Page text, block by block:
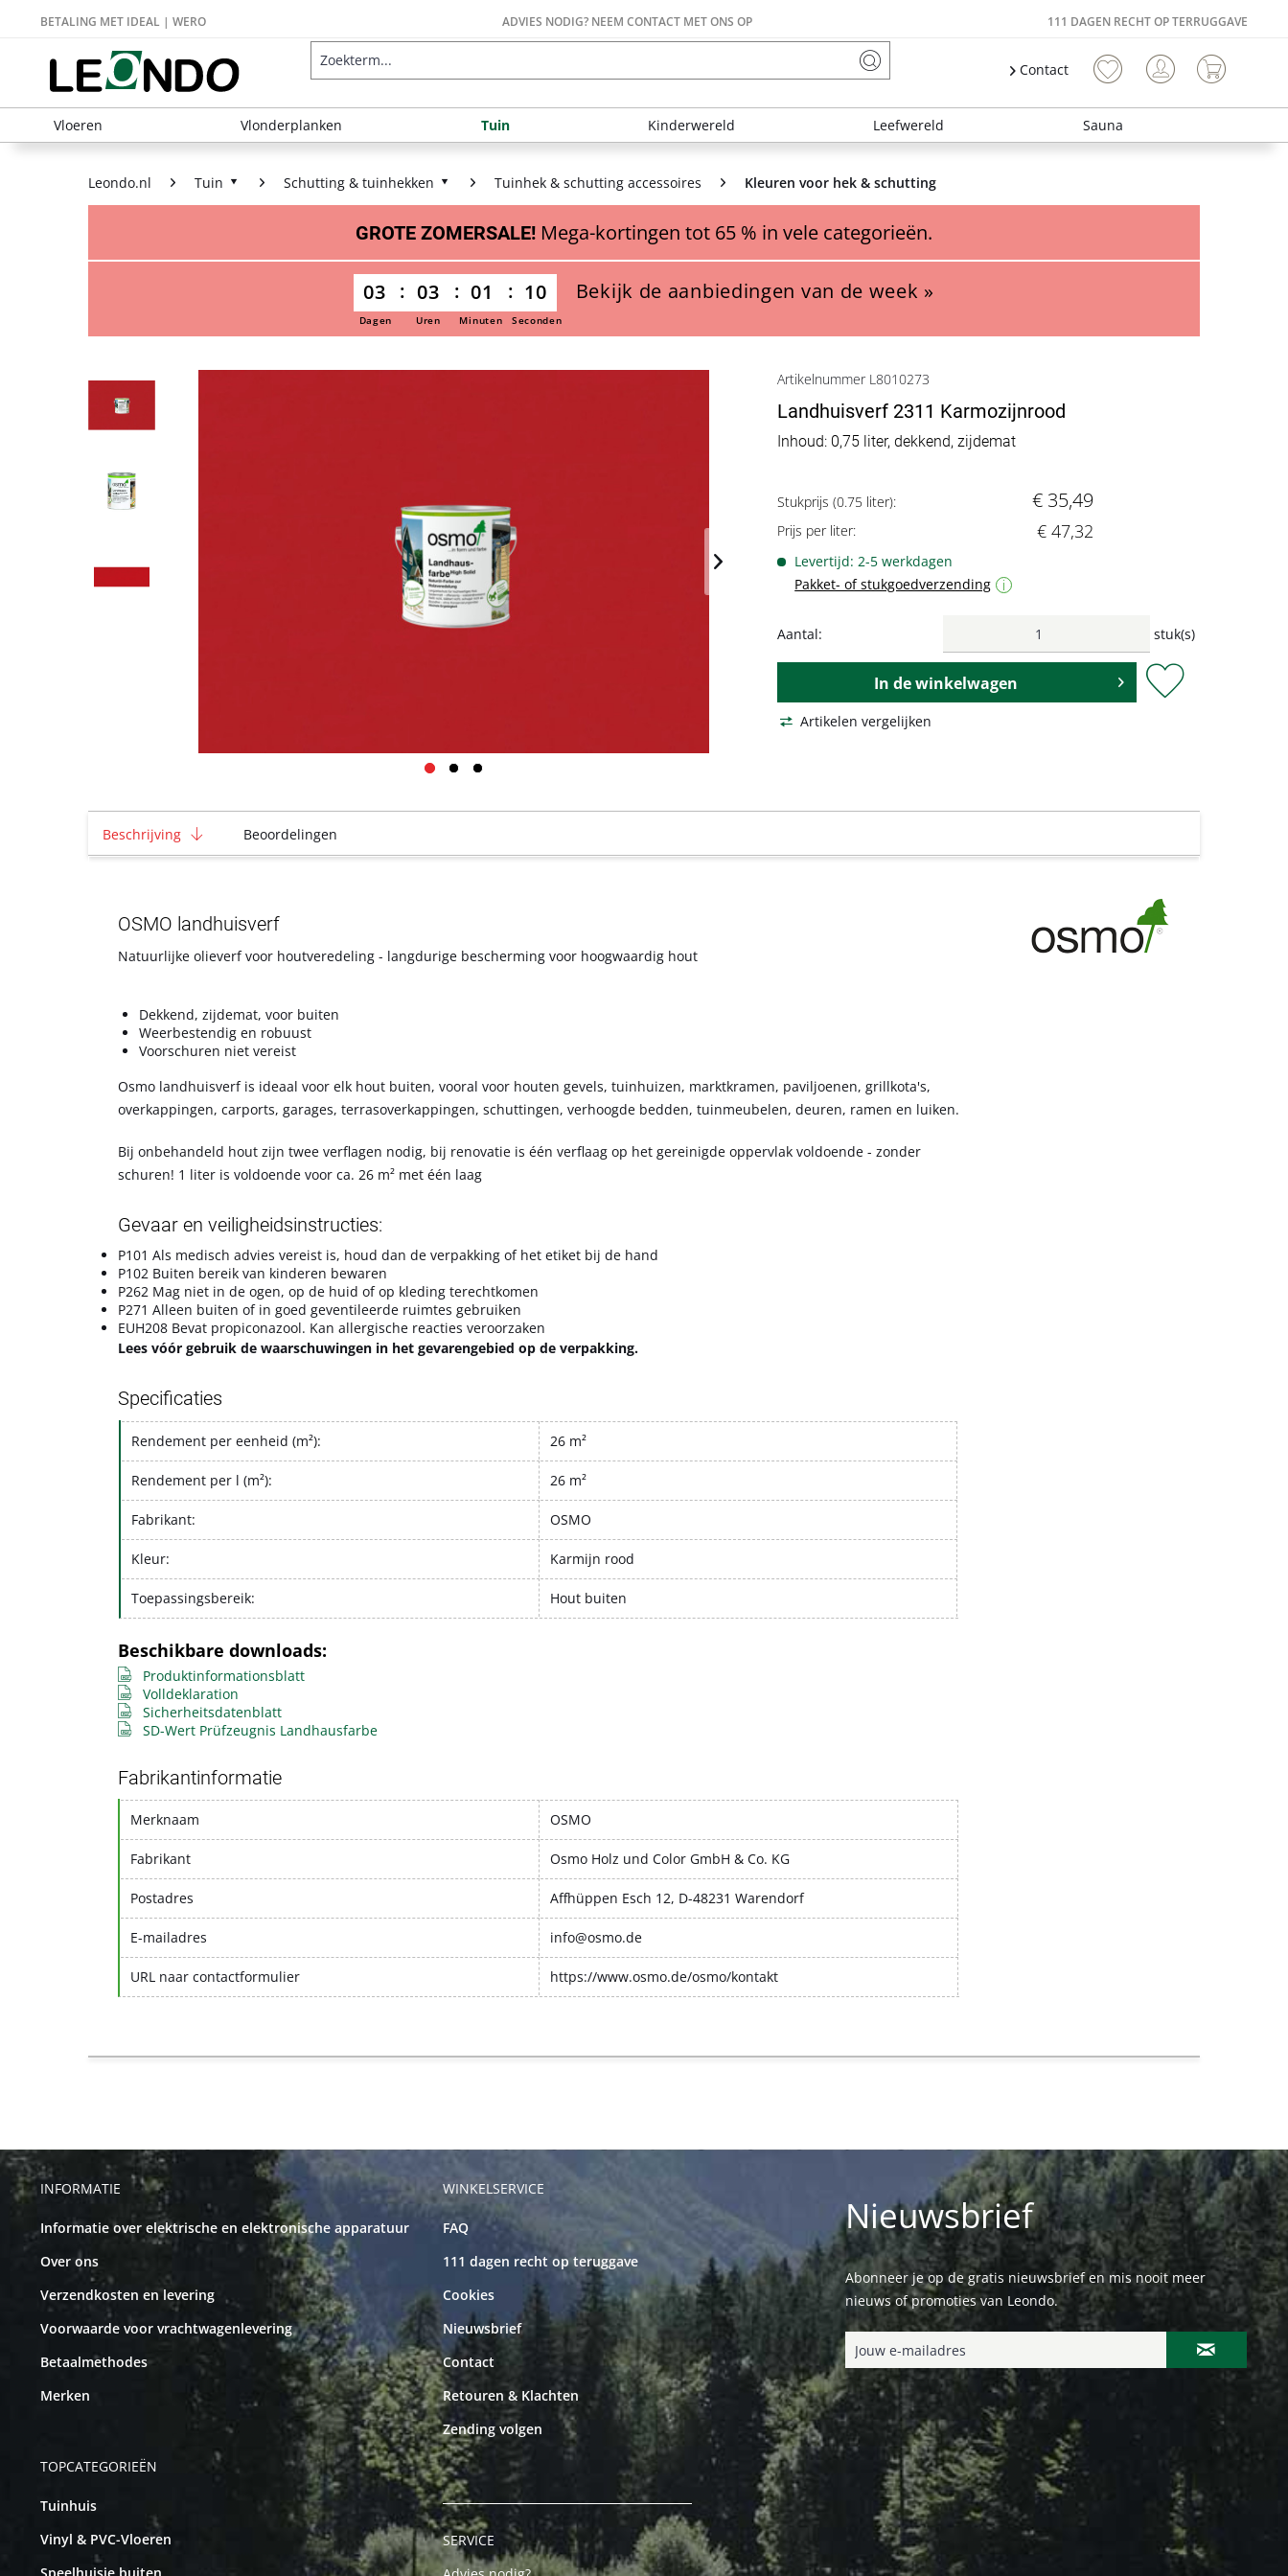
BETALING MET IDEAL | WERO ADVIES NODIG? NEEM CONTACT MET ONS OP 111 DAGEN RECHT OP TERRUGGAVE
Contact
Vloeren Vlonderplanken Tuin Kinderwereld Leefwereld Sauna
Leondo.nl Tuin Schutting & tuinhekken Tuinhek & schutting accessoires Kleuren voor hek & schutting
GROTE ZOMERSALE! Mega-kortingen tot 65 % in vele categorieën.
03 03 01 09
Dagen Uren Minuten Seconden
Bekijk de aanbiedingen van de week »
Artikelnummer L8010273
Landhuisverf 2311 Karmozijnrood
Inhoud: 0,75 liter, dekkend, zijdemat
Stukprijs (0.75 liter): € 35,49
Prijs per liter: € 47,32
Levertijd: 2-5 werkdagen
Pakket- of stukgoedverzending
i
Aantal: stuk(s)
In de winkelwagen
Artikelen vergelijken
Beschrijving Beoordelingen
OSMO landhuisverf
Natuurlijke olieverf voor houtveredeling - langdurige bescherming voor hoogwaardig hout
Dekkend, zijdemat, voor buiten
Weerbestendig en robuust
Voorschuren niet vereist
Osmo landhuisverf is ideaal voor elk hout buiten, vooral voor houten gevels, tuinhuizen, marktkramen, paviljoenen, grillkota's,
overkappingen, carports, garages, terrasoverkappingen, schuttingen, verhoogde bedden, tuinmeubelen, deuren, ramen en luiken.
Bij onbehandeld hout zijn twee verflagen nodig, bij renovatie is één verflaag op het gereinigde oppervlak voldoende - zonder
schuren! 1 liter is voldoende voor ca. 26 m² met één laag
Gevaar en veiligheidsinstructies:
P101 Als medisch advies vereist is, houd dan de verpakking of het etiket bij de hand
P102 Buiten bereik van kinderen bewaren
P262 Mag niet in de ogen, op de huid of op kleding terechtkomen
P271 Alleen buiten of in goed geventileerde ruimtes gebruiken
EUH208 Bevat propiconazool. Kan allergische reacties veroorzaken
Lees vóór gebruik de waarschuwingen in het gevarengebied op de verpakking.
Specificaties
Rendement per eenheid (m²): 26 m²
Rendement per l (m²): 26 m²
Fabrikant: OSMO
Kleur: Karmijn rood
Toepassingsbereik: Hout buiten
Beschikbare downloads:
Produktinformationsblatt
Volldeklaration
Sicherheitsdatenblatt
SD-Wert Prüfzeugnis Landhausfarbe
Fabrikantinformatie
Merknaam OSMO
Fabrikant Osmo Holz und Color GmbH & Co. KG
Postadres Affhüppen Esch 12, D-48231 Warendorf
E-mailadres info@osmo.de
URL naar contactformulier https://www.osmo.de/osmo/kontakt
INFORMATIE
Informatie over elektrische en elektronische apparatuur
Over ons
Verzendkosten en levering
Voorwaarde voor vrachtwagenlevering
Betaalmethodes
Merken
TOPCATEGORIEËN
Tuinhuis
Vinyl & PVC-Vloeren
WINKELSERVICE
FAQ
111 dagen recht op teruggave
Cookies
Nieuwsbrief
Contact
Retouren & Klachten
Zending volgen
SERVICE
Nieuwsbrief
Abonneer je op de gratis nieuwsbrief en mis nooit meer
nieuws of promoties van Leondo.